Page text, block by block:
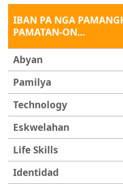
IBAN PA NGA
PAMATAN-ON...
Abyan
Pamilya
Technology
Eskwelahan
Life Skills
Identidad